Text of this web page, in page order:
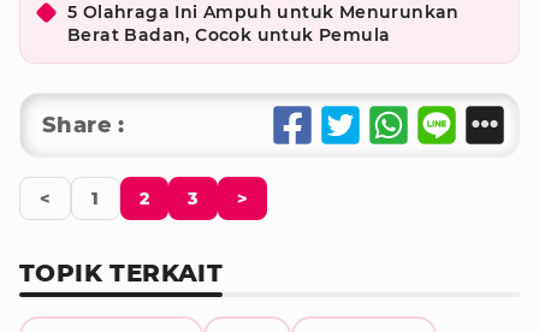
5 Olahraga Ini Ampuh untuk Menurunkan
Berat Badan, Cocok untuk Pemula
Share :
< 1 2 3 >
TOPIK TERKAIT